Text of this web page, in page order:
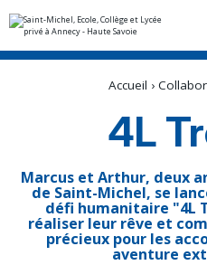
Aller
Outils
Accueil ›
4L
Marcus et Arthur, deux
de Saint-Michel, se
défi humanitaire "4L
réaliser leur rêve et
précieux pour les
aventure